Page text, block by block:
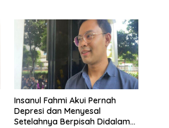
Insanul Fahmi Akui Pernah
Depresi dan Menyesal
Setelahnya Berpisah Didalam